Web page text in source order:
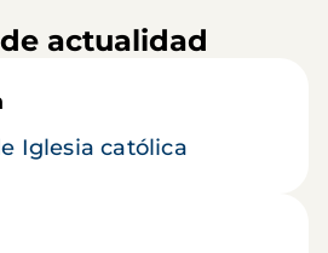
actualidad
Iglesia católica